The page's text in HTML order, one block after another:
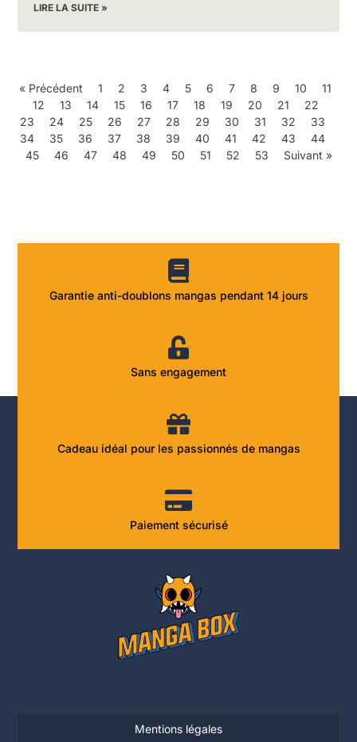
LIRE LA SUITE »
« Précédent 1 2 3 4 5 6 7 8 9 10
11
12
13 14 15 16 17 18 19 20 21
22
23
24 25 26 27 28 29 30 31 32
33
34
35 36 37 38 39 40 41 42 43
44
45
46 47 48 49 50 51 52 53 Suivant »
Garantie anti-doublons mangas pendant 14 jours
Sans engagement
Cadeau idéal pour les passionnés de mangas
Paiement sécurisé
Mentions légales